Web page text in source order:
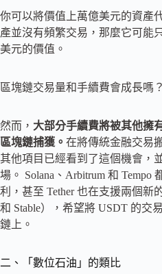
你可以將價值上萬億美元的資產
產並沒有頻繁交易，那麼它可能
美元的價值。
區塊鏈交易量和手續費會成長嗎
然而， 大部分手續費將被其他擁
區塊鏈捕獲。 在將傳統金融交易
其他項目已經看到了這個機會，
場。 Solana、Arbitrum 和 Tempo
利，甚至 Tether 也在支援兩個新
和 Stable），希望將 USDT 的交
鏈上。
二、「數位石油」的類比